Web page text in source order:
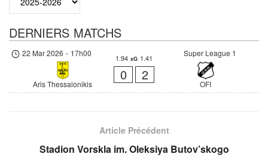
DERNIERS MATCHS
Super League 1
22 Mar 2026 - 17h00
Aris Thessalonikis
1.94 xG 1.41
0 2
OFI
Article Précédent
Stadion Vorskla im. Oleksiya Butov’skogo